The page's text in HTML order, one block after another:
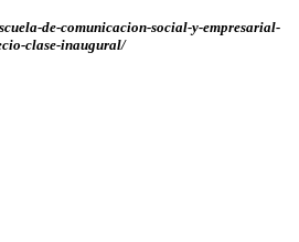
de-comunicacion-social-y-empresarial-
clase-inaugural/